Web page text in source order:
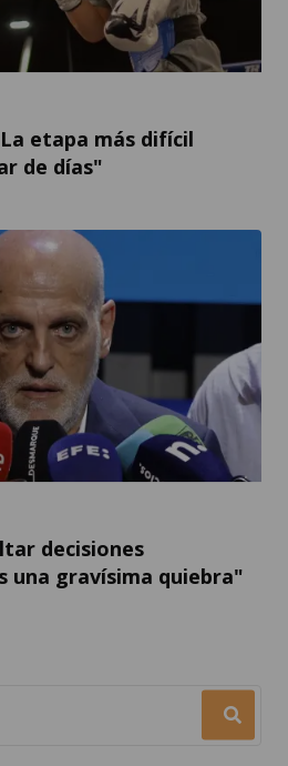
etapa más difícil
de días"
decisiones
una gravísima quiebra"